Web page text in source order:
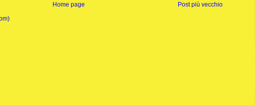
Post più vecchio
Home page